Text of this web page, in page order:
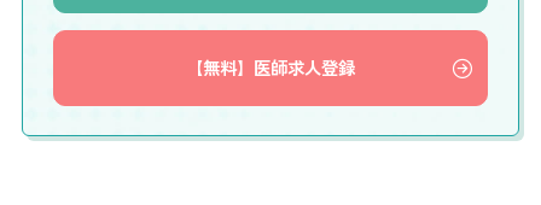
【無料】医師求人登録